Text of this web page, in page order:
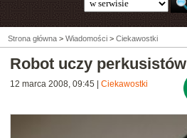
Strona główna > Wiadomości > Ciekawostki
Robot uczy perkusistów
12 marca 2008, 09:45 Ciekawostki